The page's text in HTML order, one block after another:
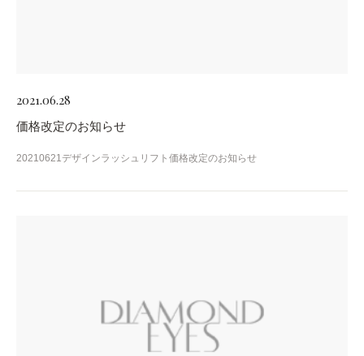
2021.06.28
価格改定のお知らせ
20210621デザインラッシュリフト価格改定のお知らせ